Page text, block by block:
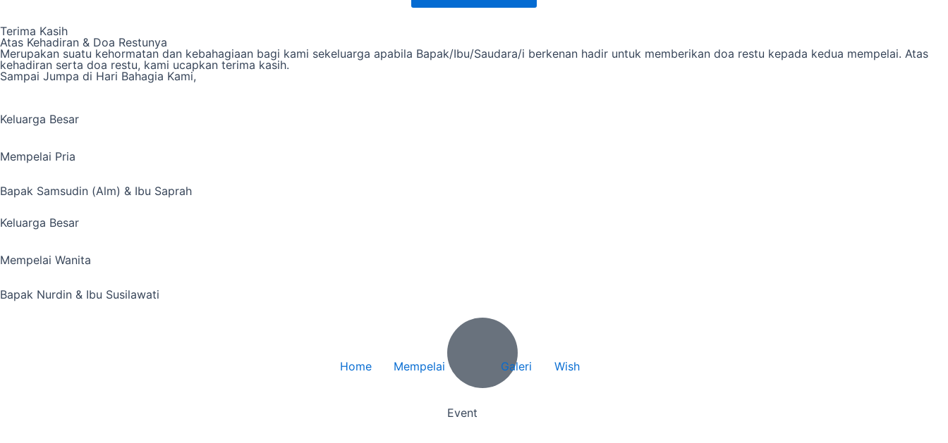
Terima Kasih
Atas Kehadiran & Doa Restunya
Merupakan suatu kehormatan dan kebahagiaan bagi kami sekeluarga apabila Bapak/Ibu/Saudara/i berkenan hadir untuk memberikan doa restu kepada kedua mempelai. Atas
kehadiran serta doa restu, kami ucapkan terima kasih.
Sampai Jumpa di Hari Bahagia Kami,
Keluarga Besar
Mempelai Pria
Bapak Samsudin (Alm) & Ibu Saprah
Keluarga Besar
Mempelai Wanita
Bapak Nurdin & Ibu Susilawati
Home Mempelai
Event
Galeri Wish